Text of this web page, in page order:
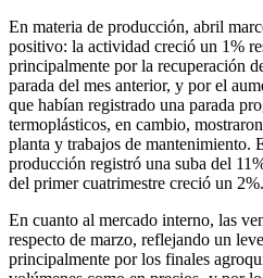
En materia de producción, abril
positivo: la actividad creció un 1%
principalmente por la recuperación
parada del mes anterior, y por el
que habían registrado una parada
termoplásticos, en cambio,
planta y trabajos de mantenimiento.
producción registró una suba del
del primer cuatrimestre creció un 2%.
En cuanto al mercado interno, las
respecto de marzo, reflejando un
principalmente por los finales